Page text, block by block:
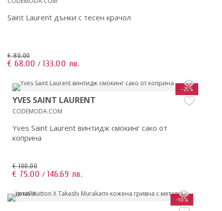
Saint Laurent дънки с тесен крачол
€ 80.00
€ 68.00 / 133.00 лв.
-25%
YVES SAINT LAURENT
CODEMODA.COM
Yves Saint Laurent винтидж смокинг сако от
коприна
€ 100.00
€ 75.00 / 146.69 лв.
-10%